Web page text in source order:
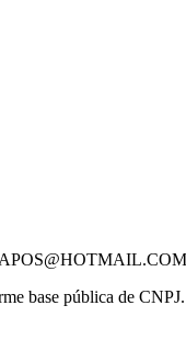
base pública de CNPJ.